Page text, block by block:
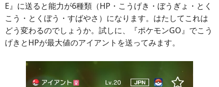
E』に送ると能力が6種類（HP・こうげき・ぼうぎょ・とく
こう・とくぼう・すばやさ）になります。はたしてこれは
どう変わるのでしょうか。試しに、『ポケモンGO』でこう
げきとHPが最大値のアイアントを送ってみます。